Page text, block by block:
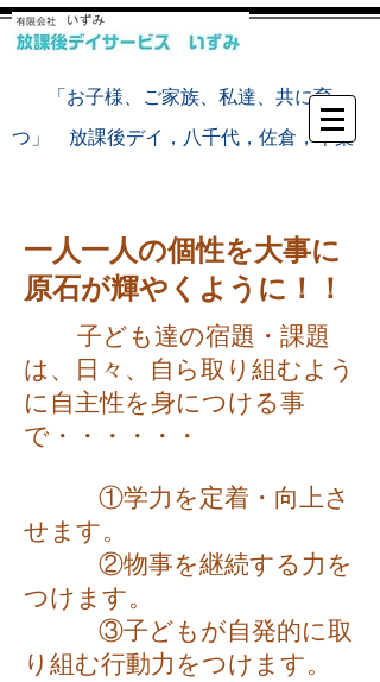
「お子様、ご家族、私達、共に育
つ」 放課後デイ，八千代，佐倉，千葉
一人一人の個性を大事に
原石が輝やくように！！
子ども達の宿題・課題
は、日々、自ら取り組むよう
に自主性を身につける事
で・・・・・・
①学力を定着・向上さ
せます。
②物事を継続する力を
つけます。
③子どもが自発的に取
り組む行動力をつけます。